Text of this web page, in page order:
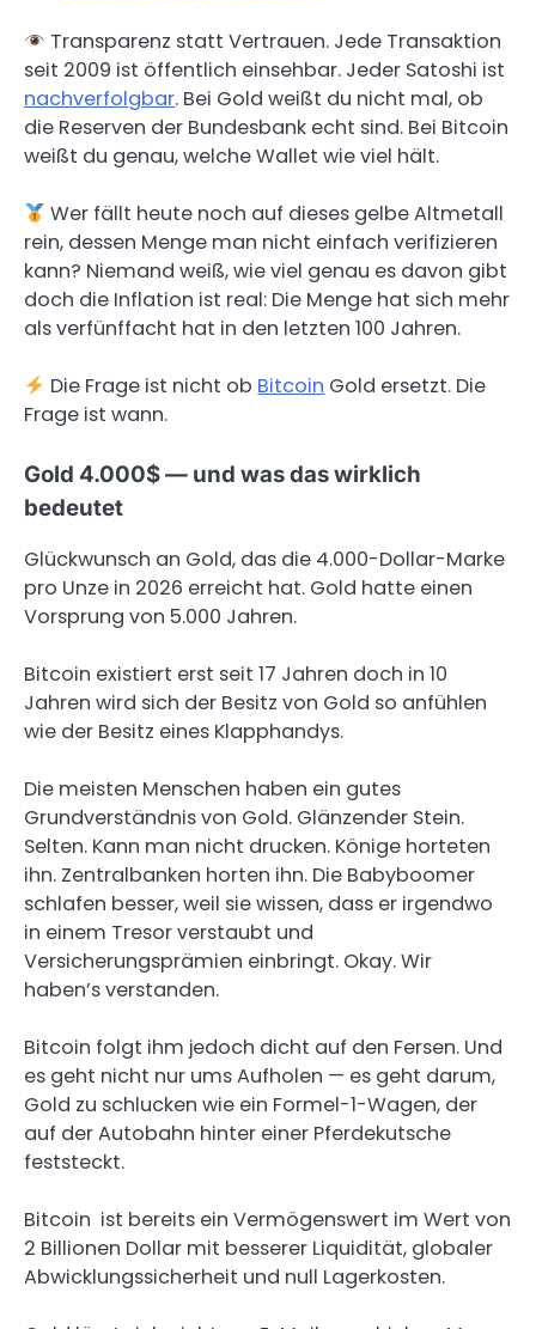
Transparenz statt Vertrauen. Jede Transaktion
seit 2009 ist öffentlich einsehbar. Jeder Satoshi ist
nachverfolgbar. Bei Gold weißt du nicht mal, ob
die Reserven der Bundesbank echt sind. Bei Bitcoin
weißt du genau, welche Wallet wie viel hält.
Wer fällt heute noch auf dieses gelbe Altmetall
rein, dessen Menge man nicht einfach verifizieren
kann? Niemand weiß, wie viel genau es davon gibt
doch die Inflation ist real: Die Menge hat sich mehr
als verfünffacht hat in den letzten 100 Jahren.
Die Frage ist nicht ob Bitcoin Gold ersetzt. Die
Frage ist wann.
Gold 4.000$ — und was das wirklich
bedeutet
Glückwunsch an Gold, das die 4.000-Dollar-Marke
pro Unze in 2026 erreicht hat. Gold hatte einen
Vorsprung von 5.000 Jahren.
Bitcoin existiert erst seit 17 Jahren doch in 10
Jahren wird sich der Besitz von Gold so anfühlen
wie der Besitz eines Klapphandys.
Die meisten Menschen haben ein gutes
Grundverständnis von Gold. Glänzender Stein.
Selten. Kann man nicht drucken. Könige horteten
ihn. Zentralbanken horten ihn. Die Babyboomer
schlafen besser, weil sie wissen, dass er irgendwo
in einem Tresor verstaubt und
Versicherungsprämien einbringt. Okay. Wir
haben’s verstanden.
Bitcoin folgt ihm jedoch dicht auf den Fersen. Und
es geht nicht nur ums Aufholen — es geht darum,
Gold zu schlucken wie ein Formel-1-Wagen, der
auf der Autobahn hinter einer Pferdekutsche
feststeckt.
Bitcoin ist bereits ein Vermögenswert im Wert von
2 Billionen Dollar mit besserer Liquidität, globaler
Abwicklungssicherheit und null Lagerkosten.